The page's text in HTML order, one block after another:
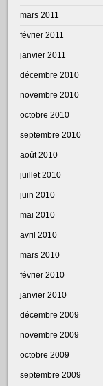
mars 2011
février 2011
janvier 2011
décembre 2010
novembre 2010
octobre 2010
septembre 2010
août 2010
juillet 2010
juin 2010
mai 2010
avril 2010
mars 2010
février 2010
janvier 2010
décembre 2009
novembre 2009
octobre 2009
septembre 2009